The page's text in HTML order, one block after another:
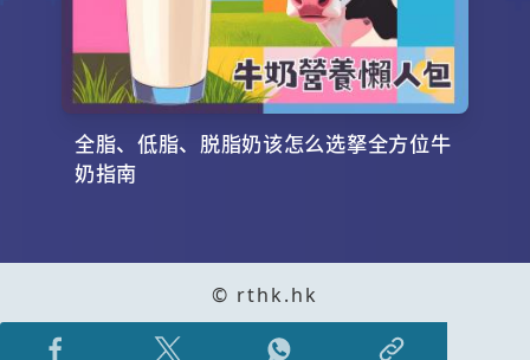
全脂、低脂、脱脂奶该怎么选拏全方位牛
奶指南
© rthk.hk